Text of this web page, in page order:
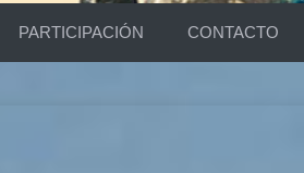
PARTICIPACIÓN CONTACTO